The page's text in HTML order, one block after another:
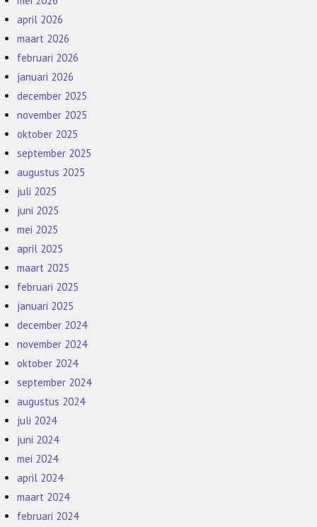
april 2026
maart 2026
februari 2026
januari 2026
december 2025
november 2025
oktober 2025
september 2025
augustus 2025
juli 2025
juni 2025
mei 2025
april 2025
maart 2025
februari 2025
januari 2025
december 2024
november 2024
oktober 2024
september 2024
augustus 2024
juli 2024
juni 2024
mei 2024
april 2024
maart 2024
februari 2024